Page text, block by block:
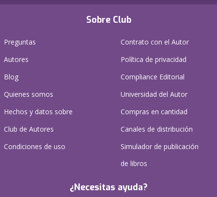
Sobre Club
Preguntas
Autores
Blog
Quienes somos
Hechos y datos sobre
Club de Autores
Condiciones de uso
Contrato con el Autor
Política de privacidad
Compliance Editorial
Universidad del Autor
Compras en cantidad
Canales de distribución
Simulador de publicación
de libros
¿Necesitas ayuda?